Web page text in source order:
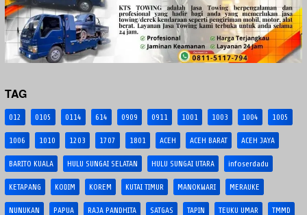
TAG
012 0105 0114 614 0909 0911 1001 1003 1004 1005
1006 1010 1203 1707 1801 ACEH ACEH BARAT ACEH JAYA
BARITO KUALA HULU SUNGAI SELATAN HULU SUNGAI UTARA infoserdadu
KETAPANG KODIM KOREM KUTAI TIMUR MANOKWARI MERAUKE
NUNUKAN PAPUA RAJA PANDHITA SATGAS TAPIN TEUKU UMAR TMMD